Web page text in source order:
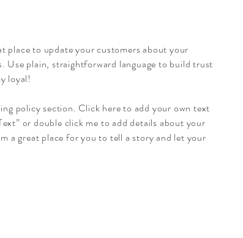
place to update your customers about your
Use plain, straightforward language to build trust
loyal!
policy section. Click here to add your own text
or double click me to add details about your
a great place for you to tell a story and let your